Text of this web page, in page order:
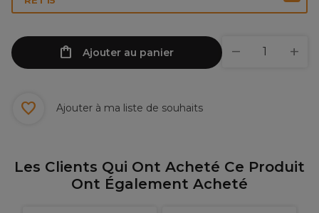
Ajouter au panier
Ajouter à ma liste de souhaits
Les Clients Qui Ont Acheté Ce Produit
Ont Également Acheté